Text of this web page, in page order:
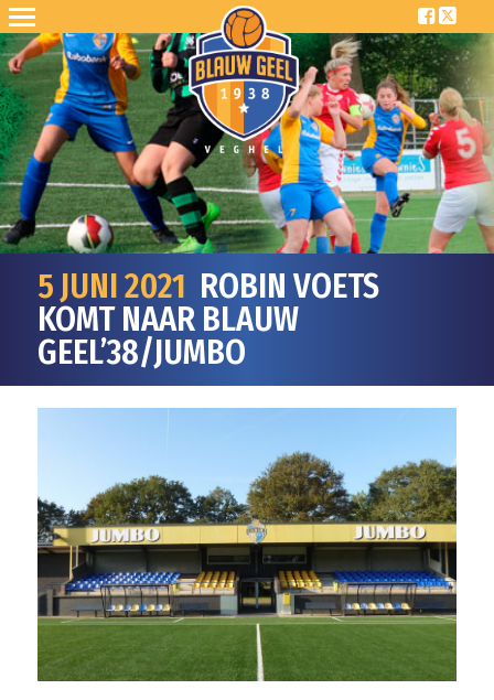
5 JUNI 2021 ROBIN VOETS
KOMT NAAR BLAUW
GEEL’38/JUMBO